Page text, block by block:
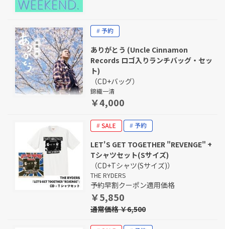
ありがとう (Uncle Cinnamon
Records ロゴ入りランチバッグ・セッ
ト)
（CD+バッグ）
錦織一清
￥4,000
LET'S GET TOGETHER "REVENGE" +
Tシャツセット(Sサイズ)
（CD+Tシャツ(Sサイズ)）
THE RYDERS
予約早割クーポン適用価格
￥5,850
通常価格 ￥6,500